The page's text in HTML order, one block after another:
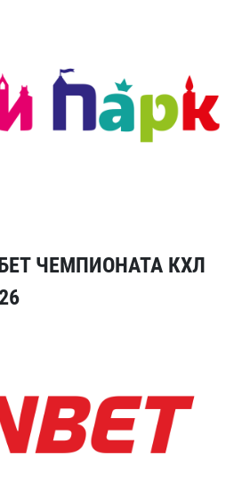
ЧЕМПИОНАТА КХЛ